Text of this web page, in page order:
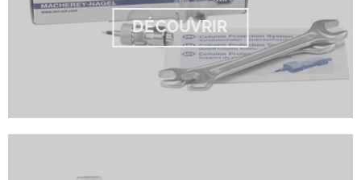
DÉCOUVRIR